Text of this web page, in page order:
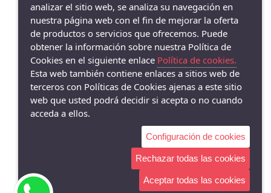
analizar el sitio web, se analiza su navegación en
nuestra página web con el fin de mejorar la oferta
de productos o servicios que ofrecemos. Puede
obtener la información sobre nuestra Política de
Cookies en el siguiente enlace Política de cookies.
Esta web también contiene enlaces a sitios web de
terceros con Políticas de Cookies ajenas a este sitio
web que usted podrá decidir si acepta o no cuando
acceda a ellos.
Configuración de cookies
Rechazar todas las cookies
Aceptar todas las cookies